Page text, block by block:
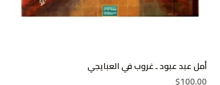
أمل عبد عبود ـ غروب في العبايجي
$100.00